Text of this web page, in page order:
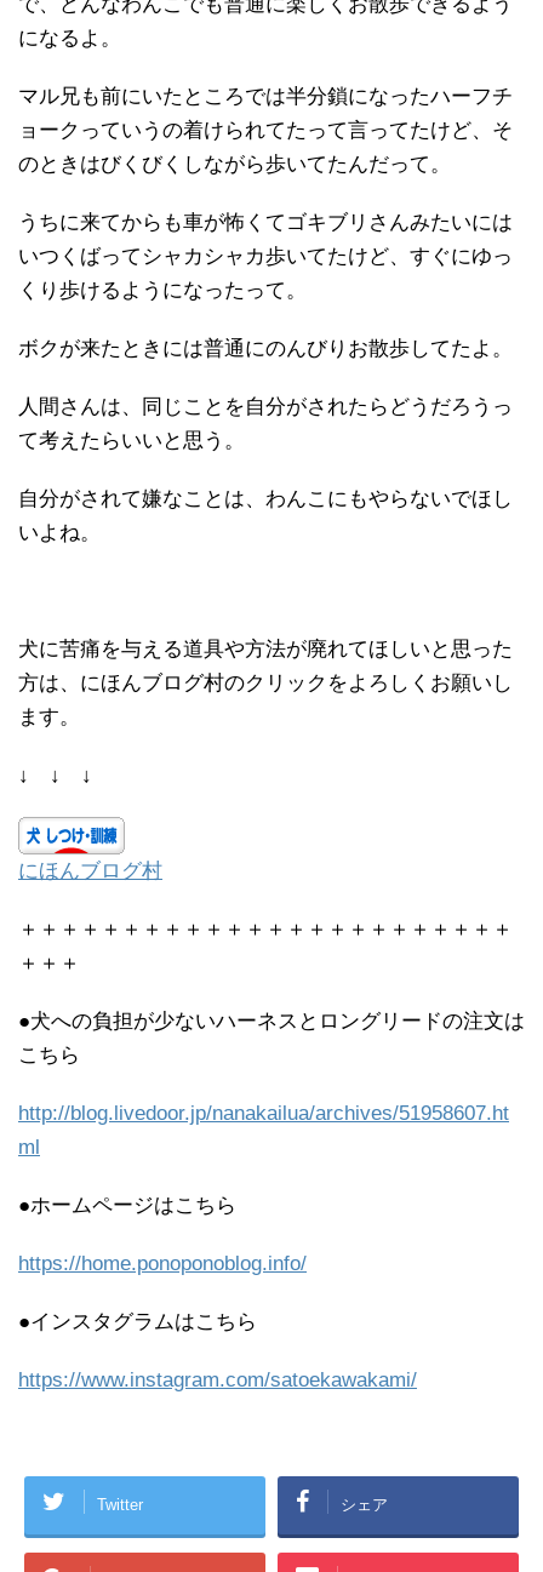
になるよ。
マル兄も前にいたところでは半分鎖になったハーフチ
ョークっていうの着けられてたって言ってたけど、そ
のときはびくびくしながら歩いてたんだって。
うちに来てからも車が怖くてゴキブリさんみたいには
いつくばってシャカシャカ歩いてたけど、すぐにゆっ
くり歩けるようになったって。
ボクが来たときには普通にのんびりお散歩してたよ。
人間さんは、同じことを自分がされたらどうだろうっ
て考えたらいいと思う。
自分がされて嫌なことは、わんこにもやらないでほし
いよね。
犬に苦痛を与える道具や方法が廃れてほしいと思った
方は、にほんブログ村のクリックをよろしくお願いし
ます。
↓ ↓ ↓
にほんブログ村
＋＋＋＋＋＋＋＋＋＋＋＋＋＋＋＋＋＋＋＋＋＋＋＋
＋＋＋
●犬への負担が少ないハーネスとロングリードの注文は
こちら
http://blog.livedoor.jp/nanakailua/archives/51958607.ht
ml
●ホームページはこちら
https://home.ponoponoblog.info/
●インスタグラムはこちら
https://www.instagram.com/satoekawakami/
Twitter シェア